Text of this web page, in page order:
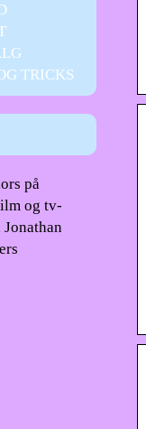
TRICKS
på
og tv-